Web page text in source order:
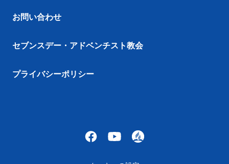
お問い合わせ
セブンスデー・アドベンチスト教会
プライバシーポリシー